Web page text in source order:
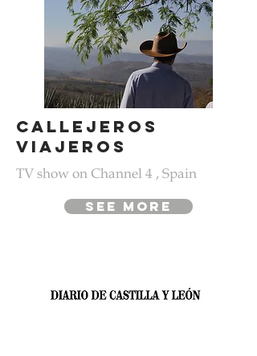
callejeros
viajeros
TV show on Channel 4 , Spain
see more